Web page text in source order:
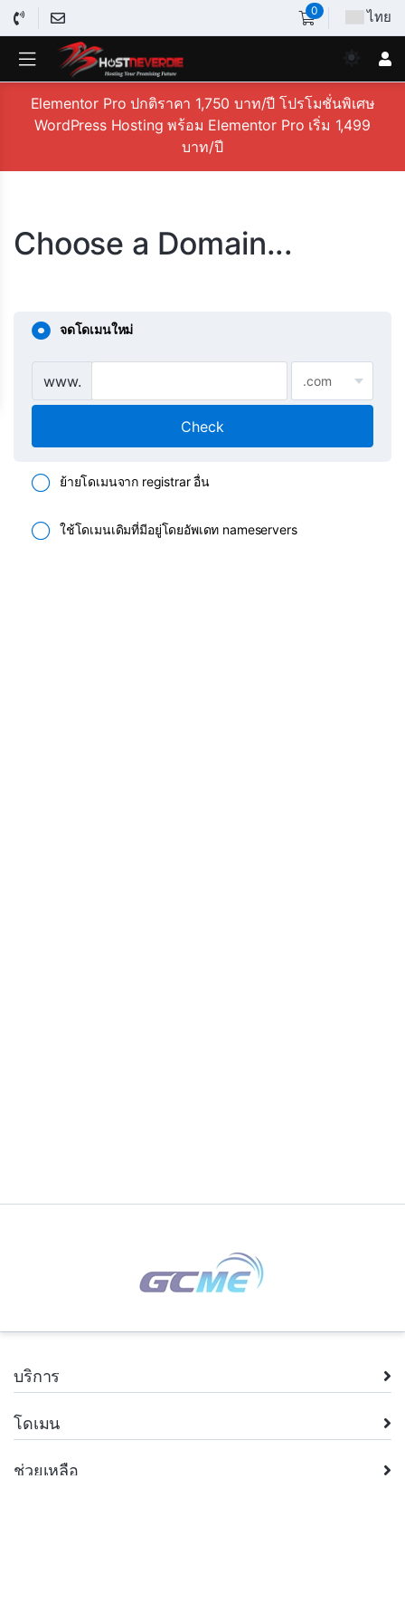
0 ไทย
Elementor Pro ปกติราคา 1,750 บาท/ปี โปรโมชั่นพิเศษ
WordPress Hosting พร้อม Elementor Pro เริ่ม 1,499
บาท/ปี
Choose a Domain...
จดโดเมนใหม่
www.
Check
ย้ายโดเมนจาก registrar อื่น
ใช้โดเมนเดิมที่มีอยู่โดยอัพเดท nameservers
บริการ
โดเมน
ช่วยเหลือ